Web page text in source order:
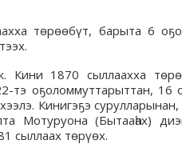
төрөөбүт, барыта 6
Кини 1870 сыллаахха
тэ оҕоломмуттарыттан, 16
Кинигэҕэ
Мотуруона (Бытааһах)
сыллаах төрүөх.